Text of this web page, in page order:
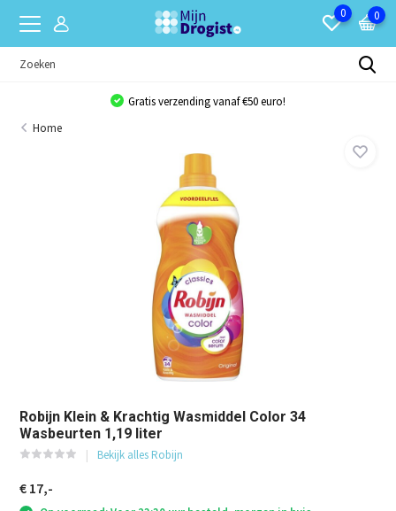
0 0
Gratis verzending vanaf €50 euro!
Home
Robijn Klein & Krachtig Wasmiddel Color 34
Wasbeurten 1,19 liter
Bekijk alles Robijn
€ 17,-